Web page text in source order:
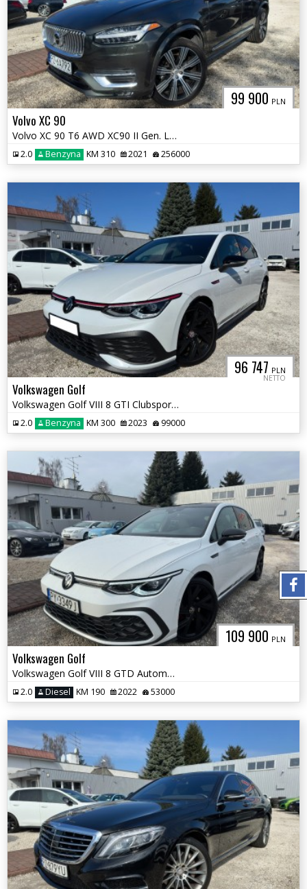
99 900 PLN
Volvo XC 90
Volvo XC 90 T6 AWD XC90 II Gen. LIFT
2.0 Benzyna KM 310 2021 256000
96 747 PLN
NETTO
Volkswagen Golf
Volkswagen Golf VIII 8 GTI Clubsport DCC ACC DSG
2.0 Benzyna KM 300 2023 99000
109 900 PLN
Volkswagen Golf
Volkswagen Golf VIII 8 GTD Automat DSG DCC Pakiet Clubsport
2.0 Diesel KM 190 2022 53000